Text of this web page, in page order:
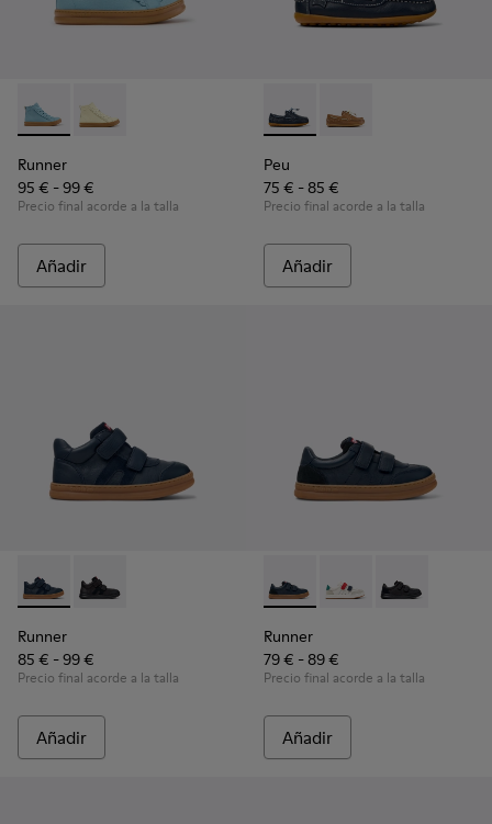
Runner - K900421-001 - Zapatillas de piel azules para niños.
Runner - K900421-002 - Zapatillas de piel beige para
Runner
95 € - 99 €
Precio final acorde a la talla
Añadir
Peu - K800689-002 -
Peu - K800689-004
Peu
75 € - 85 €
Precio final acorde a la talla
Añadir
Runner - K900384-001 - Zapatillas azules de piel y nobuk
Runner - K900384-002
Runner
85 € - 99 €
Precio final acorde a la talla
Añadir
Runner - K800652-003 -
Runner - K800652-
Runner -
Runner
79 € - 89 €
Precio final acorde a la talla
Añadir